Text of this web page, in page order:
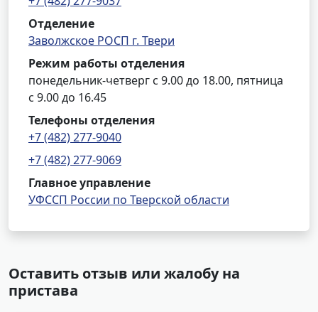
Отделение
Заволжское РОСП г. Твери
Режим работы отделения
понедельник-четверг с 9.00 до 18.00, пятница
с 9.00 до 16.45
Телефоны отделения
+7 (482) 277-9040
+7 (482) 277-9069
Главное управление
УФССП России по Тверской области
Оставить отзыв или жалобу на
пристава